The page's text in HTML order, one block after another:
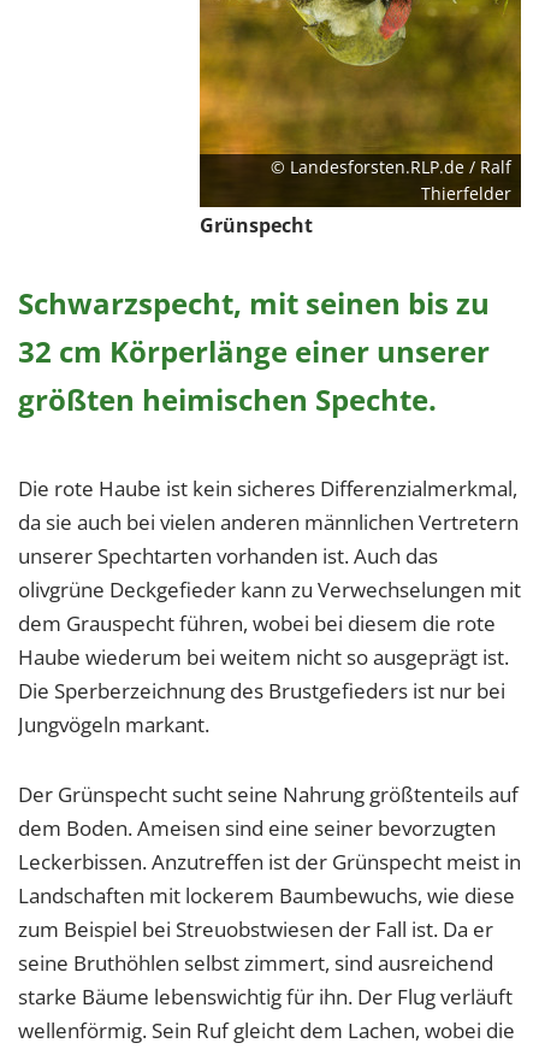
© Landesforsten.RLP.de / Ralf
Thierfelder
Grünspecht
Schwarzspecht, mit seinen bis zu
32 cm Körperlänge einer unserer
größten heimischen Spechte.
Die rote Haube ist kein sicheres Differenzialmerkmal,
da sie auch bei vielen anderen männlichen Vertretern
unserer Spechtarten vorhanden ist. Auch das
olivgrüne Deckgefieder kann zu Verwechselungen mit
dem Grauspecht führen, wobei bei diesem die rote
Haube wiederum bei weitem nicht so ausgeprägt ist.
Die Sperberzeichnung des Brustgefieders ist nur bei
Jungvögeln markant.
Der Grünspecht sucht seine Nahrung größtenteils auf
dem Boden. Ameisen sind eine seiner bevorzugten
Leckerbissen. Anzutreffen ist der Grünspecht meist in
Landschaften mit lockerem Baumbewuchs, wie diese
zum Beispiel bei Streuobstwiesen der Fall ist. Da er
seine Bruthöhlen selbst zimmert, sind ausreichend
starke Bäume lebenswichtig für ihn. Der Flug verläuft
wellenförmig. Sein Ruf gleicht dem Lachen, wobei die